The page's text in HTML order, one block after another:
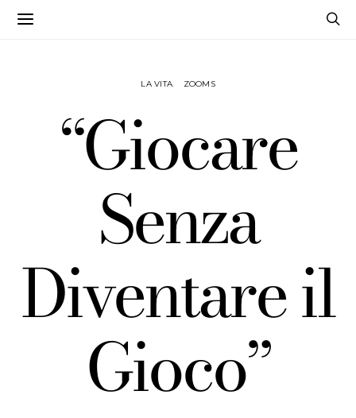
LA VITA ZOOMS
“Giocare
Senza
Diventare il
Gioco”